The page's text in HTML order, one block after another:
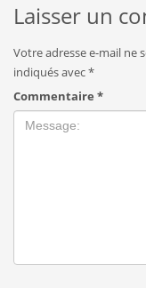
Laisser un
Votre adresse e-mail ne
indiqués avec*
Commentaire *